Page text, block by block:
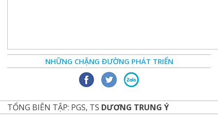
NHỮNG CHẶNG ĐƯỜNG PHÁT TRIỂN
TỔNG BIÊN TẬP: PGS, TS DƯƠNG TRUNG Ý